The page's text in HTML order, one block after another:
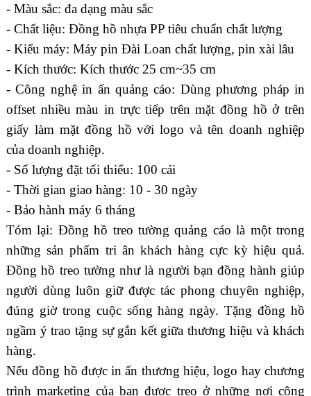
- Màu sắc: đa dạng màu sắc
- Chất liệu: Đồng hồ nhựa PP tiêu chuẩn chất lượng
- Kiểu máy: Máy pin Đài Loan chất lượng, pin xài lâu
- Kích thước: Kích thước 25 cm~35 cm
- Công nghệ in ấn quảng cáo: Dùng phương pháp in
offset nhiều màu in trực tiếp trên mặt đồng hồ ở trên
giấy làm mặt đồng hồ với logo và tên doanh nghiệp
của doanh nghiệp.
- Số lượng đặt tối thiểu: 100 cái
- Thời gian giao hàng: 10 - 30 ngày
- Bảo hành máy 6 tháng
Tóm lại: Đồng hồ treo tường quảng cáo là một trong
những sản phẩm tri ân khách hàng cực kỳ hiệu quả.
Đồng hồ treo tường như là người bạn đồng hành giúp
người dùng luôn giữ được tác phong chuyên nghiệp,
đúng giờ trong cuộc sống hàng ngày. Tặng đồng hồ
ngầm ý trao tặng sự gắn kết giữa thương hiệu và khách
hàng.
Nếu đồng hồ được in ấn thương hiệu, logo hay chương
trình marketing của bạn được treo ở những nơi công